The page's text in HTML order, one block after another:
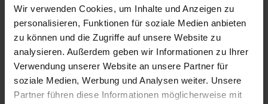
Wir verwenden Cookies, um Inhalte und Anzeigen zu
personalisieren, Funktionen für soziale Medien anbieten
zu können und die Zugriffe auf unsere Website zu
analysieren. Außerdem geben wir Informationen zu Ihrer
Verwendung unserer Website an unsere Partner für
soziale Medien, Werbung und Analysen weiter. Unsere
Partner führen diese Informationen möglicherweise mit